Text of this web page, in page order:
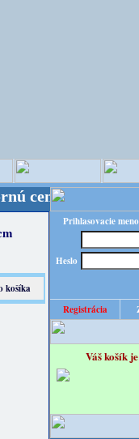
Prihlasovacie meno
Heslo
Registrácia
Váš košík